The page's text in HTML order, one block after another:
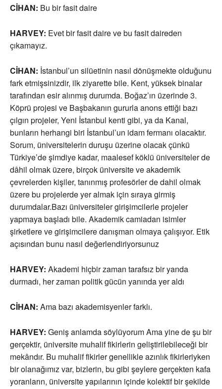
CİHAN: Bu bir fasit daire
HARVEY: Evet bir fasit daire ve bu fasit daireden
çıkamayız.
CİHAN: İstanbul’un silüetinin nasıl dönüşmekte olduğunu
fark etmişsinizdir, ilk ziyarette bile. Kent, yüksek binalar
tarafından esir alınmış durumda. Boğaz’ın üzerinde 3.
Köprü projesi ve Başbakanın gururla anons ettiği bazı
çılgın projeler, Yeni İstanbul kenti gibi, ya da Kanal,
bunların herhangi biri İstanbul’un idam fermanı olacaktır.
Sorum, üniversitelerin duruşu üzerine olacak çünkü
Türkiye’de şimdiye kadar, maalesef köklü üniversiteler de
dâhil olmak üzere, birçok üniversite ve akademik
çevrelerden kişiler, tanınmış profesörler de dahil olmak
üzere bu projelerde yer almak için sıraya girmiş
durumdalar.Bazı üniversiteler girişimcilerle projeler
yapmaya başladı bile. Akademik camiadan isimler
şirketlere ve girişimcilere danışman olmaya çalışıyor. Etik
açısından bunu nasıl değerlendiriyorsunuz
HARVEY: Akademi hiçbir zaman tarafsız bir yanda
durmadı, her zaman politik gücün yanında yer aldı
CİHAN: Ama bazı akademisyenler farklı.
HARVEY: Geniş anlamda söylüyorum Ama yine de şu bir
gerçektir, üniversite muhalif fikirlerin geliştirilebileceği bir
mekândır. Bu muhalif fikirler genellikle azınlık fikirleriyken
bir olanağımız var, bizlerin, bu gibi şeylere gerçekten kafa
yoranların, üniversite yapılarının içinde kolektif bir şekilde